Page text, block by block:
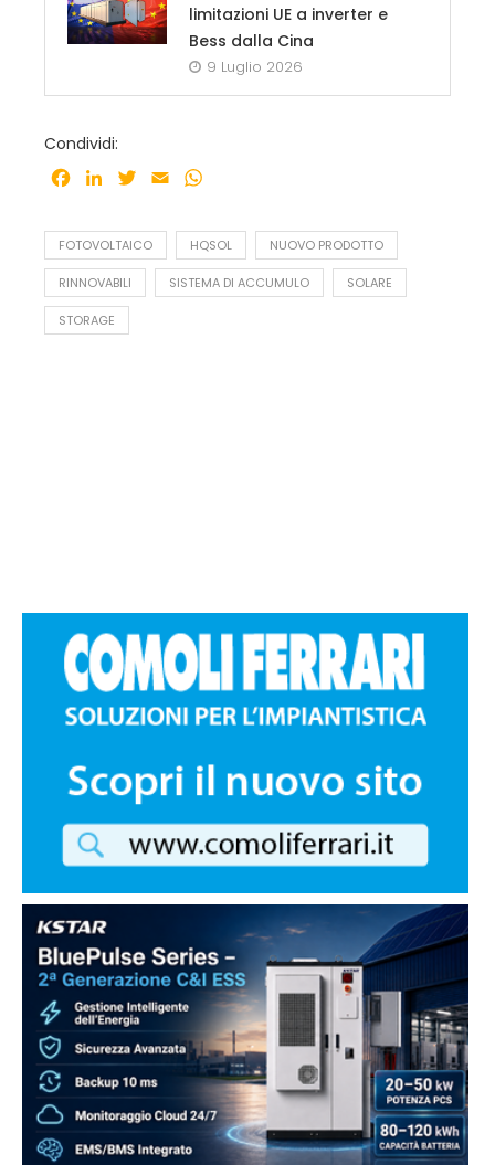
limitazioni UE a inverter e
Bess dalla Cina
9 Luglio 2026
Condividi:
Facebook
LinkedInTwitter
Email
FOTOVOLTAICO HQSOL NUOVO PRODOTTO
RINNOVABILI SISTEMA DI ACCUMULO SOLARE
STORAGE